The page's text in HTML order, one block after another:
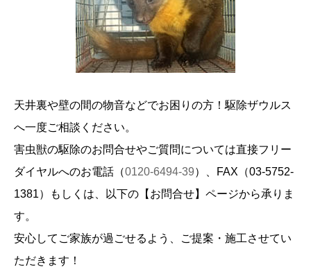
天井裏や壁の間の物音などでお困りの方！駆除ザウルス
へ一度ご相談ください。
害虫獣の駆除のお問合せやご質問については直接フリー
ダイヤルへのお電話（0120-6494-39）、FAX（03-5752-
1381）もしくは、以下の【お問合せ】ページから承りま
す。
安心してご家族が過ごせるよう、ご提案・施工させてい
ただきます！